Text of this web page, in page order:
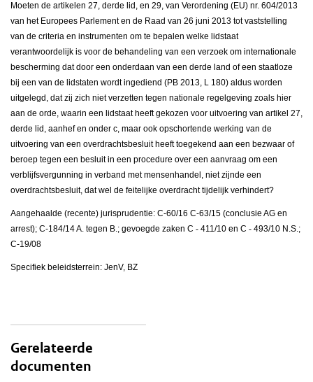
Moeten de artikelen 27, derde lid, en 29, van Verordening (EU) nr. 604/2013
van het Europees Parlement en de Raad van 26 juni 2013 tot vaststelling
van de criteria en instrumenten om te bepalen welke lidstaat
verantwoordelijk is voor de behandeling van een verzoek om internationale
bescherming dat door een onderdaan van een derde land of een staatloze
bij een van de lidstaten wordt ingediend (PB 2013, L 180) aldus worden
uitgelegd, dat zij zich niet verzetten tegen nationale regelgeving zoals hier
aan de orde, waarin een lidstaat heeft gekozen voor uitvoering van artikel 27,
derde lid, aanhef en onder c, maar ook opschortende werking van de
uitvoering van een overdrachtsbesluit heeft toegekend aan een bezwaar of
beroep tegen een besluit in een procedure over een aanvraag om een
verblijfsvergunning in verband met mensenhandel, niet zijnde een
overdrachtsbesluit, dat wel de feitelijke overdracht tijdelijk verhindert?
Aangehaalde (recente) jurisprudentie: C-60/16 C-63/15 (conclusie AG en
arrest); C-184/14 A. tegen B.; gevoegde zaken C ‑ 411/10 en C ‑ 493/10 N.S.;
C-19/08
Specifiek beleidsterrein: JenV, BZ
Gerelateerde
documenten